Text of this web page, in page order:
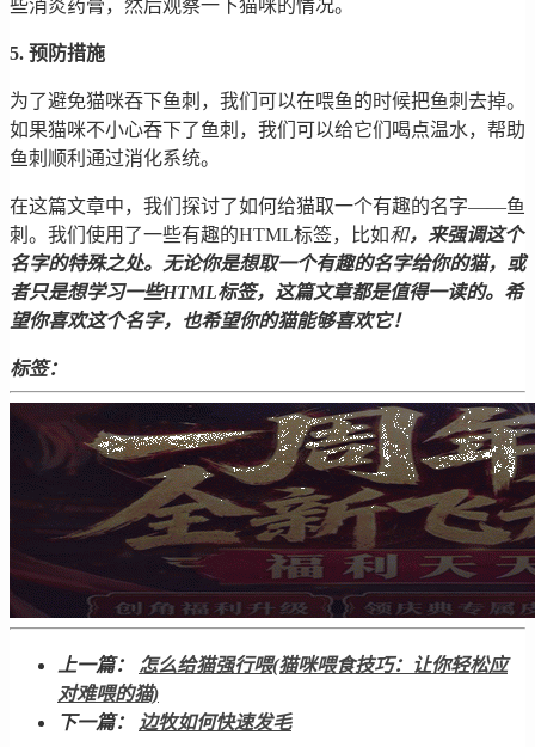
些消炎药膏，然后观察一下猫咪的情况。
5. 预防措施
为了避免猫咪吞下鱼刺，我们可以在喂鱼的时候把鱼刺去掉。
如果猫咪不小心吞下了鱼刺，我们可以给它们喝点温水，帮助
鱼刺顺利通过消化系统。
在这篇文章中，我们探讨了如何给猫取一个有趣的名字——鱼
刺。我们使用了一些有趣的HTML标签，比如和，来强调这个
名字的特殊之处。无论你是想取一个有趣的名字给你的猫，或
者只是想学习一些HTML标签，这篇文章都是值得一读的。希
望你喜欢这个名字，也希望你的猫能够喜欢它！
标签：
上一篇： 怎么给猫强行喂(猫咪喂食技巧：让你轻松应
对难喂的猫)
下一篇： 边牧如何快速发毛